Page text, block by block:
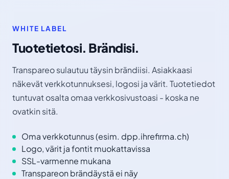
WHITE LABEL
Tuotetietosi. Brändisi.
Transpareo sulautuu täysin brändiisi. Asiakkaasi
näkevät verkkotunnuksesi, logosi ja värit. Tuotetiedot
tuntuvat osalta omaa verkkosivustoasi - koska ne
ovatkin sitä.
Oma verkkotunnus (esim. dpp.ihrefirma.ch)
Logo, värit ja fontit muokattavissa
SSL-varmenne mukana
Transpareon brändäystä ei näy